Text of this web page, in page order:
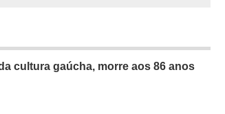
cultura gaúcha, morre aos 86 anos